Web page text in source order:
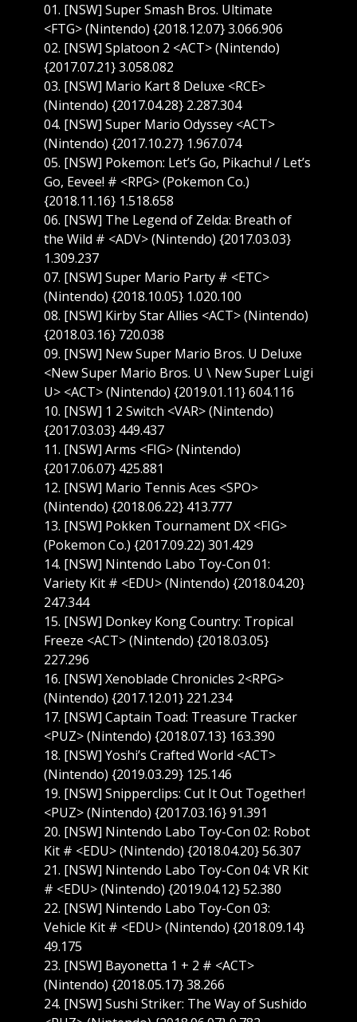
01. [NSW] Super Smash Bros. Ultimate
<FTG> (Nintendo) {2018.12.07} 3.066.906
02. [NSW] Splatoon 2 <ACT> (Nintendo)
{2017.07.21} 3.058.082
03. [NSW] Mario Kart 8 Deluxe <RCE>
(Nintendo) {2017.04.28} 2.287.304
04. [NSW] Super Mario Odyssey <ACT>
(Nintendo) {2017.10.27} 1.967.074
05. [NSW] Pokemon: Let’s Go, Pikachu! / Let’s
Go, Eevee! # <RPG> (Pokemon Co.)
{2018.11.16} 1.518.658
06. [NSW] The Legend of Zelda: Breath of
the Wild # <ADV> (Nintendo) {2017.03.03}
1.309.237
07. [NSW] Super Mario Party # <ETC>
(Nintendo) {2018.10.05} 1.020.100
08. [NSW] Kirby Star Allies <ACT> (Nintendo)
{2018.03.16} 720.038
09. [NSW] New Super Mario Bros. U Deluxe
<New Super Mario Bros. U \ New Super Luigi
U> <ACT> (Nintendo) {2019.01.11} 604.116
10. [NSW] 1 2 Switch <VAR> (Nintendo)
{2017.03.03} 449.437
11. [NSW] Arms <FIG> (Nintendo)
{2017.06.07} 425.881
12. [NSW] Mario Tennis Aces <SPO>
(Nintendo) {2018.06.22} 413.777
13. [NSW] Pokken Tournament DX <FIG>
(Pokemon Co.) {2017.09.22) 301.429
14. [NSW] Nintendo Labo Toy-Con 01:
Variety Kit # <EDU> (Nintendo) {2018.04.20}
247.344
15. [NSW] Donkey Kong Country: Tropical
Freeze <ACT> (Nintendo) {2018.03.05}
227.296
16. [NSW] Xenoblade Chronicles 2<RPG>
(Nintendo) {2017.12.01} 221.234
17. [NSW] Captain Toad: Treasure Tracker
<PUZ> (Nintendo) {2018.07.13} 163.390
18. [NSW] Yoshi’s Crafted World <ACT>
(Nintendo) {2019.03.29} 125.146
19. [NSW] Snipperclips: Cut It Out Together!
<PUZ> (Nintendo) {2017.03.16} 91.391
20. [NSW] Nintendo Labo Toy-Con 02: Robot
Kit # <EDU> (Nintendo) {2018.04.20} 56.307
21. [NSW] Nintendo Labo Toy-Con 04: VR Kit
# <EDU> (Nintendo) {2019.04.12} 52.380
22. [NSW] Nintendo Labo Toy-Con 03:
Vehicle Kit # <EDU> (Nintendo) {2018.09.14}
49.175
23. [NSW] Bayonetta 1 + 2 # <ACT>
(Nintendo) {2018.05.17} 38.266
24. [NSW] Sushi Striker: The Way of Sushido